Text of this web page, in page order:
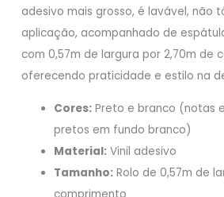
adesivo mais grosso, é lavável, não
aplicação, acompanhado de
com 0,57m de largura por 2,70m de
oferecendo praticidade e estilo na
Cores: Preto e branco (notas
pretos em fundo branco)
Material: Vinil adesivo
Tamanho: Rolo de 0,57m de
comprimento